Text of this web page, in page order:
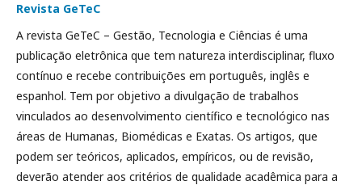
Revista GeTeC
A revista GeTeC – Gestão, Tecnologia e Ciências é uma
publicação eletrônica que tem natureza interdisciplinar, fluxo
contínuo e recebe contribuições em português, inglês e
espanhol. Tem por objetivo a divulgação de trabalhos
vinculados ao desenvolvimento científico e tecnológico nas
áreas de Humanas, Biomédicas e Exatas. Os artigos, que
podem ser teóricos, aplicados, empíricos, ou de revisão,
deverão atender aos critérios de qualidade acadêmica para a